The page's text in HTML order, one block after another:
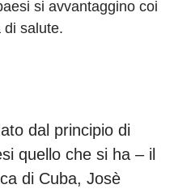
si avvantaggino coi
di salute.
dal principio di
quello che si ha – il
di Cuba, Josè